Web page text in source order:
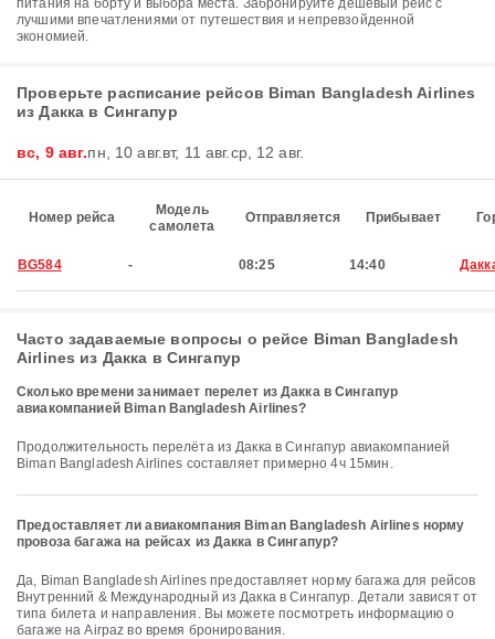
питания на борту и выбора места. Забронируйте дешевый рейс с
лучшими впечатлениями от путешествия и непревзойденной
экономией.
Проверьте расписание рейсов Biman Bangladesh Airlines
из Дакка в Сингапур
вс, 9 авг.пн, 10 авг.вт, 11 авг.ср, 12 авг.
Номер рейса
Модель
самолета
Отправляется Прибывает
BG584 - 08:25 14:40
Часто задаваемые вопросы о рейсе Biman Bangladesh
Airlines из Дакка в Сингапур
Сколько времени занимает перелет из Дакка в Сингапур
авиакомпанией Biman Bangladesh Airlines?
Продолжительность перелёта из Дакка в Сингапур авиакомпанией
Biman Bangladesh Airlines составляет примерно 4ч 15мин.
Предоставляет ли авиакомпания Biman Bangladesh Airlines норму
провоза багажа на рейсах из Дакка в Сингапур?
Да, Biman Bangladesh Airlines предоставляет норму багажа для рейсов
Внутренний & Международный из Дакка в Сингапур. Детали зависят от
типа билета и направления. Вы можете посмотреть информацию о
багаже на Airpaz во время бронирования.